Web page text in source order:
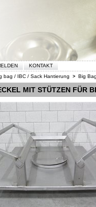
KONTAKT
bag / IBC / Sack Hantierung > Big
MIT STÜTZEN FÜR